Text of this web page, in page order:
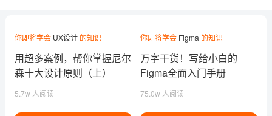
你即将学会 UX设计的知识
用超多案例，帮你掌握尼尔
森十大设计原则（上）
5.7w 人阅读
你即将学会 Figma 的知识
万字干货！写给小白的
Figma全面入门手册
75.0w 人阅读